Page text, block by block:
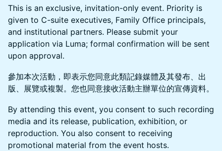
This is an exclusive, invitation-only event. Priority is
given to C-suite executives, Family Office principals,
and institutional partners. Please submit your
application via Luma; formal confirmation will be sent
upon approval.
參加本次活動，即表示您同意此類記錄媒體及其發布、出
版、展覽或複製。您也同意接收活動主辦單位的宣傳資料。
By attending this event, you consent to such recording
media and its release, publication, exhibition, or
reproduction. You also consent to receiving
promotional material from the event hosts.